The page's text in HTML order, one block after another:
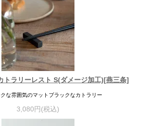
トラリーレスト S(ダメージ加工)[燕三条]
な雰囲気のマットブラックなカトラリー
3,080円(税込)